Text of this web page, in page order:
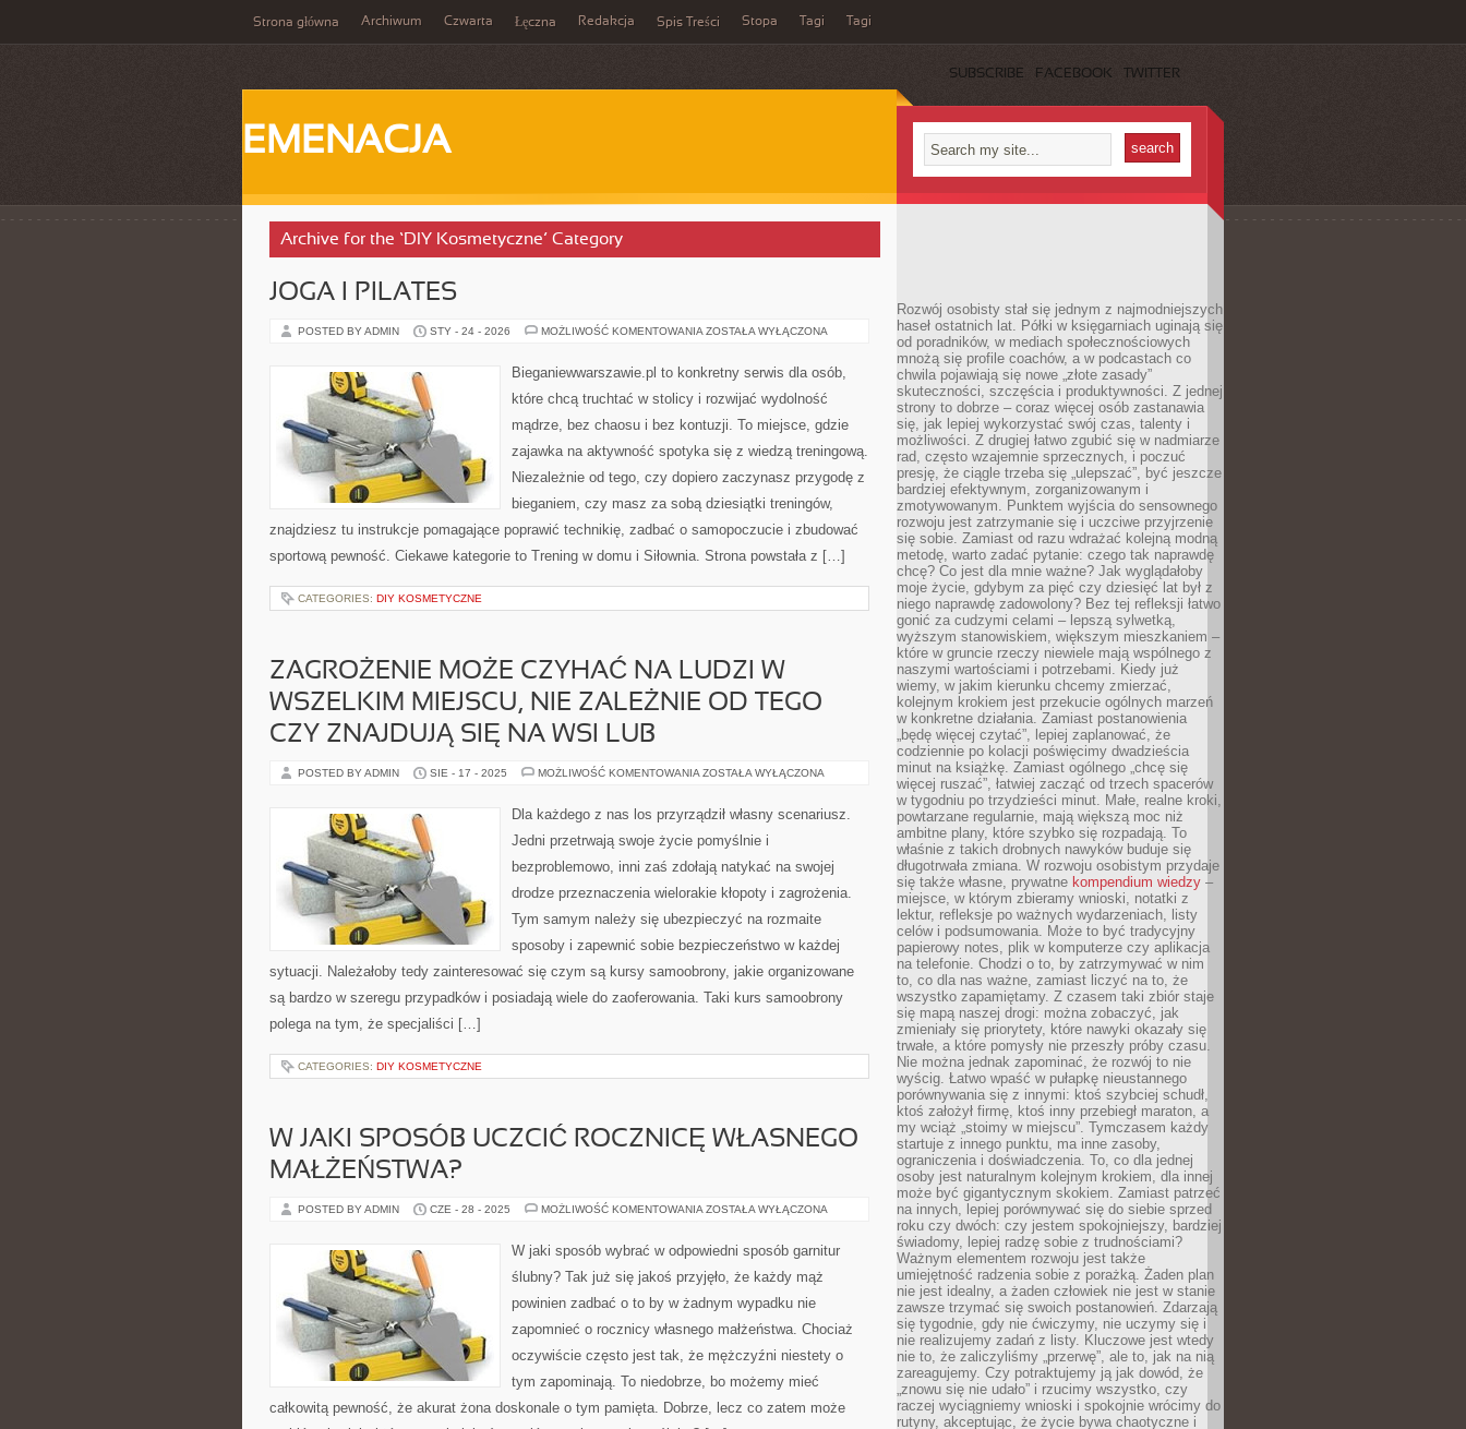
Strona główna Archiwum Czwarta Łęczna Redakcja Spis Treści Stopa Tagi Tagi
SUBSCRIBE FACEBOOK TWITTER
EMENACJA
Archive for the ‘DIY Kosmetyczne’ Category
JOGA I PILATES
POSTED BY ADMIN STY - 24 - 2026 MOŻLIWOŚĆ KOMENTOWANIA JOGA
ZOSTAŁA WYŁĄCZONA
Bieganiewwarszawie.pl to konkretny serwis dla osób,
które chcą truchtać w stolicy i rozwijać wydolność
mądrze, bez chaosu i bez kontuzji. To miejsce, gdzie
zajawka na aktywność spotyka się z wiedzą treningową.
Niezależnie od tego, czy dopiero zaczynasz przygodę z
bieganiem, czy masz za sobą dziesiątki treningów,
znajdziesz tu instrukcje pomagające poprawić technikię, zadbać o samopoczucie i zbudować
sportową pewność. Ciekawe kategorie to Trening w domu i Siłownia. Strona powstała z […]
CATEGORIES: DIY KOSMETYCZNE
ZAGROŻENIE MOŻE CZYHAĆ NA LUDZI W
WSZELKIM MIEJSCU, NIE ZALEŻNIE OD TEGO
CZY ZNAJDUJĄ SIĘ NA WSI LUB
POSTED BY ADMIN SIE - 17 - 2025 MOŻLIWOŚĆ KOMENTOWANIA ZAGROŻENIE
NA
LUDZI
WSZELKIM
NIE
OD
CZY
ZNAJDUJĄ
SIĘ
NA
LUB
ZOSTAŁA WYŁĄCZONA
Dla każdego z nas los przyrządził własny scenariusz.
Jedni przetrwają swoje życie pomyślnie i
bezproblemowo, inni zaś zdołają natykać na swojej
drodze przeznaczenia wielorakie kłopoty i zagrożenia.
Tym samym należy się ubezpieczyć na rozmaite
sposoby i zapewnić sobie bezpieczeństwo w każdej
sytuacji. Należałoby tedy zainteresować się czym są kursy samoobrony, jakie organizowane
są bardzo w szeregu przypadków i posiadają wiele do zaoferowania. Taki kurs samoobrony
polega na tym, że specjaliści […]
CATEGORIES: DIY KOSMETYCZNE
W JAKI SPOSÓB UCZCIĆ ROCZNICĘ WŁASNEGO
MAŁŻEŃSTWA?
POSTED BY ADMIN CZE - 28 - 2025 MOŻLIWOŚĆ KOMENTOWANIA W
UCZCIĆ
ROCZNICĘ
MAŁŻEŃSTWA?
ZOSTAŁA WYŁĄCZONA
W jaki sposób wybrać w odpowiedni sposób garnitur
ślubny? Tak już się jakoś przyjęło, że każdy mąż
powinien zadbać o to by w żadnym wypadku nie
zapomnieć o rocznicy własnego małżeństwa. Chociaż
oczywiście często jest tak, że mężczyźni niestety o
tym zapominają. To niedobrze, bo możemy mieć
całkowitą pewność, że akurat żona doskonale o tym pamięta. Dobrze, lecz co zatem może
Rozwój osobisty stał się jednym z najmodniejszych
haseł ostatnich lat. Półki w księgarniach uginają się
od poradników, w mediach społecznościowych
mnożą się profile coachów, a w podcastach co
chwila pojawiają się nowe „złote zasady”
skuteczności, szczęścia i produktywności. Z jednej
strony to dobrze – coraz więcej osób zastanawia
się, jak lepiej wykorzystać swój czas, talenty i
możliwości. Z drugiej łatwo zgubić się w nadmiarze
rad, często wzajemnie sprzecznych, i poczuć
presję, że ciągle trzeba się „ulepszać”, być jeszcze
bardziej efektywnym, zorganizowanym i
zmotywowanym. Punktem wyjścia do sensownego
rozwoju jest zatrzymanie się i uczciwe przyjrzenie
się sobie. Zamiast od razu wdrażać kolejną modną
metodę, warto zadać pytanie: czego tak naprawdę
chcę? Co jest dla mnie ważne? Jak wyglądałoby
moje życie, gdybym za pięć czy dziesięć lat był z
niego naprawdę zadowolony? Bez tej refleksji łatwo
gonić za cudzymi celami – lepszą sylwetką,
wyższym stanowiskiem, większym mieszkaniem –
które w gruncie rzeczy niewiele mają wspólnego z
naszymi wartościami i potrzebami. Kiedy już
wiemy, w jakim kierunku chcemy zmierzać,
kolejnym krokiem jest przekucie ogólnych marzeń
w konkretne działania. Zamiast postanowienia
„będę więcej czytać”, lepiej zaplanować, że
codziennie po kolacji poświęcimy dwadzieścia
minut na książkę. Zamiast ogólnego „chcę się
więcej ruszać”, łatwiej zacząć od trzech spacerów
w tygodniu po trzydzieści minut. Małe, realne kroki,
powtarzane regularnie, mają większą moc niż
ambitne plany, które szybko się rozpadają. To
właśnie z takich drobnych nawyków buduje się
długotrwała zmiana. W rozwoju osobistym przydaje
się także własne, prywatne kompendium wiedzy –
miejsce, w którym zbieramy wnioski, notatki z
lektur, refleksje po ważnych wydarzeniach, listy
celów i podsumowania. Może to być tradycyjny
papierowy notes, plik w komputerze czy aplikacja
na telefonie. Chodzi o to, by zatrzymywać w nim
to, co dla nas ważne, zamiast liczyć na to, że
wszystko zapamiętamy. Z czasem taki zbiór staje
się mapą naszej drogi: można zobaczyć, jak
zmieniały się priorytety, które nawyki okazały się
trwałe, a które pomysły nie przeszły próby czasu.
Nie można jednak zapominać, że rozwój to nie
wyścig. Łatwo wpaść w pułapkę nieustannego
porównywania się z innymi: ktoś szybciej schudł,
ktoś założył firmę, ktoś inny przebiegł maraton, a
my wciąż „stoimy w miejscu”. Tymczasem każdy
startuje z innego punktu, ma inne zasoby,
ograniczenia i doświadczenia. To, co dla jednej
osoby jest naturalnym kolejnym krokiem, dla innej
może być gigantycznym skokiem. Zamiast patrzeć
na innych, lepiej porównywać się do siebie sprzed
roku czy dwóch: czy jestem spokojniejszy, bardziej
świadomy, lepiej radzę sobie z trudnościami?
Ważnym elementem rozwoju jest także
umiejętność radzenia sobie z porażką. Żaden plan
nie jest idealny, a żaden człowiek nie jest w stanie
zawsze trzymać się swoich postanowień. Zdarzają
się tygodnie, gdy nie ćwiczymy, nie uczymy się i
nie realizujemy zadań z listy. Kluczowe jest wtedy
nie to, że zaliczyliśmy „przerwę”, ale to, jak na nią
zareagujemy. Czy potraktujemy ją jak dowód, że
„znowu się nie udało” i rzucimy wszystko, czy
raczej wyciągniemy wnioski i spokojnie wrócimy do
rutyny, akceptując, że życie bywa chaotyczne i